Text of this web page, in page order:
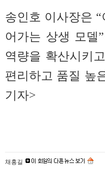
송인호 이사장은
어가는 상생 모델
역량을 확산시키
편리하고 품질 높
기자>
채홍길